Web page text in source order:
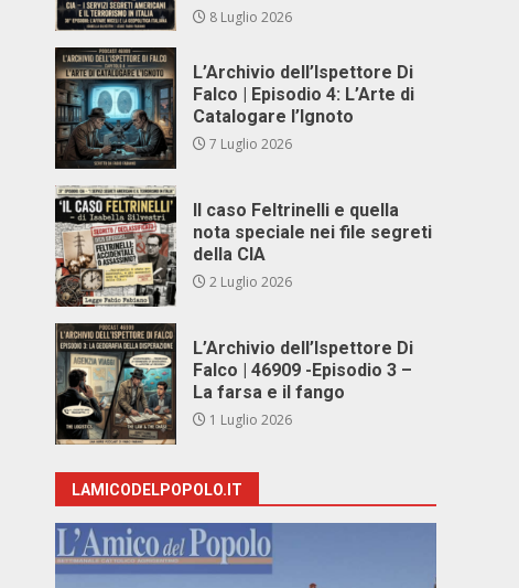
8 Luglio 2026
L’Archivio dell’Ispettore Di
Falco | Episodio 4: L’Arte di
Catalogare l’Ignoto
7 Luglio 2026
Il caso Feltrinelli e quella
nota speciale nei file segreti
della CIA
2 Luglio 2026
L’Archivio dell’Ispettore Di
Falco | 46909 -Episodio 3 –
La farsa e il fango
1 Luglio 2026
LAMICODELPOPOLO.IT